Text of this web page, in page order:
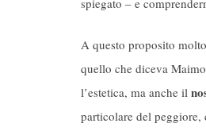
A questo proposito
quello che diceva
l’estetica, ma anche il
particolare del